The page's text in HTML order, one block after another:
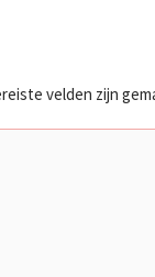
velden zijn